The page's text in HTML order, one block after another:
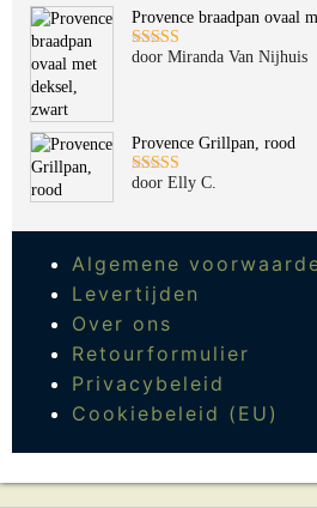
Provence braadpan ovaal
Gewaardeerd
door Miranda Van Nijhuis
Provence Grillpan, rood
Gewaardeerd
door Elly C.
Algemene
Levertijden
Over ons
Retourformulier
Privacybeleid
Cookiebeleid (EU)